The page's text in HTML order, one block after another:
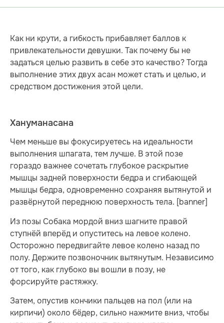
Как ни крути, а гибкость прибавляет баллов к
привлекательности девушки. Так почему бы не
задаться целью развить в себе это качество? Тогда
выполнение этих двух асан может стать и целью, и
средством достижения этой цели.
Хануманасана
Чем меньше вы фокусируетесь на идеальности
выполнения шпагата, тем лучше. В этой позе
гораздо важнее сочетать глубокое раскрытие
мышцы задней поверхности бедра и сгибающей
мышцы бедра, одновременно сохраняя вытянутой и
развёрнутой переднюю поверхность тела. [banner]
Из позы Собака мордой вниз шагните правой
ступнёй вперёд и опуститесь на левое колено.
Осторожно передвигайте левое колено назад по
полу. Держите позвоночник вытянутым. Независимо
от того, как глубоко вы вошли в позу, не
форсируйте растяжку.
Затем, опустив кончики пальцев на пол (или на
кирпичи) около бёдер, сильно нажмите вниз, чтобы